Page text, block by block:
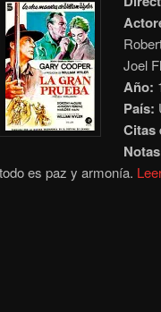
Joel
Año:
País:
Citas
todo es paz y armonía.